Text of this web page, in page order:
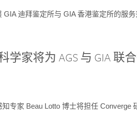
GIA 迪拜鉴定所与 GIA 香港鉴定所的服务
学家将为 AGS 与 GIA 联
专家 Beau Lotto 博士将担任 Converge